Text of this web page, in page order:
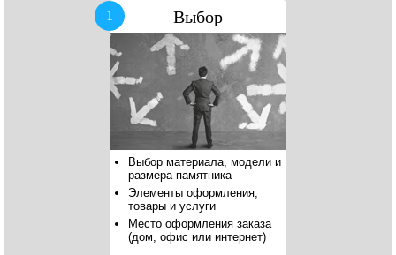
1 Выбор
Выбор материала, модели и
размера памятника
Элементы оформления,
товары и услуги
Место оформления заказа
(дом, офис или интернет)